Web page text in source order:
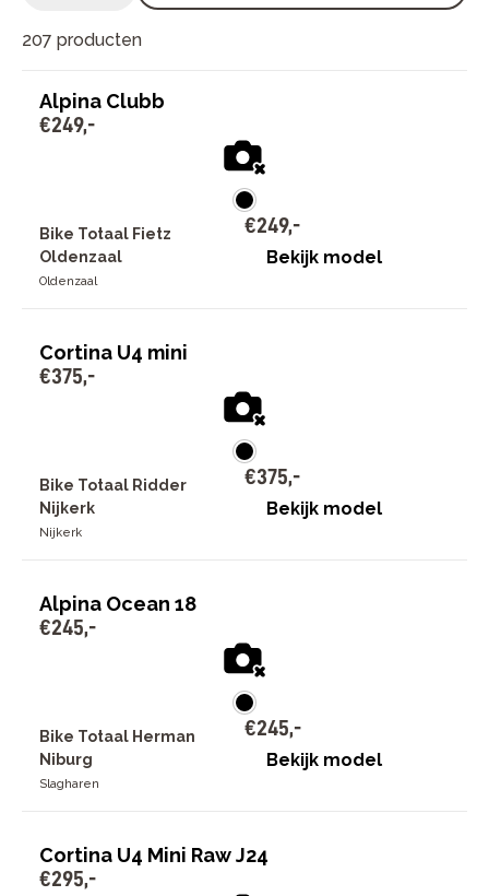
207 producten
Alpina Clubb
€249,-
Bike Totaal Fietz
Oldenzaal
Oldenzaal
€249,-
Bekijk model
Cortina U4 mini
€375,-
Bike Totaal Ridder
Nijkerk
Nijkerk
€375,-
Bekijk model
Alpina Ocean 18
€245,-
Bike Totaal Herman
Niburg
Slagharen
€245,-
Bekijk model
Cortina U4 Mini Raw J24
€295,-